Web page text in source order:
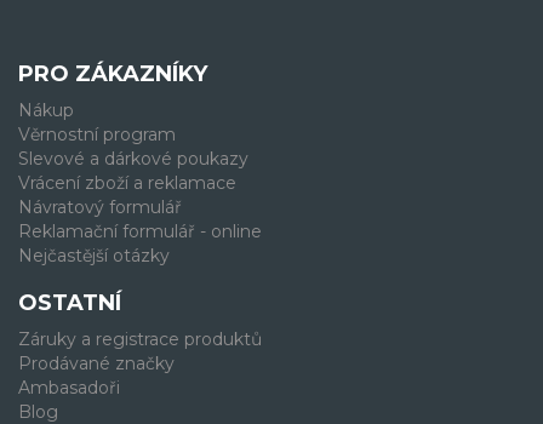
PRO ZÁKAZNÍKY
Nákup
Věrnostní program
Slevové a dárkové poukazy
Vrácení zboží a reklamace
Návratový formulář
Reklamační formulář - online
Nejčastější otázky
OSTATNÍ
Záruky a registrace produktů
Prodávané značky
Ambasadoři
Blog